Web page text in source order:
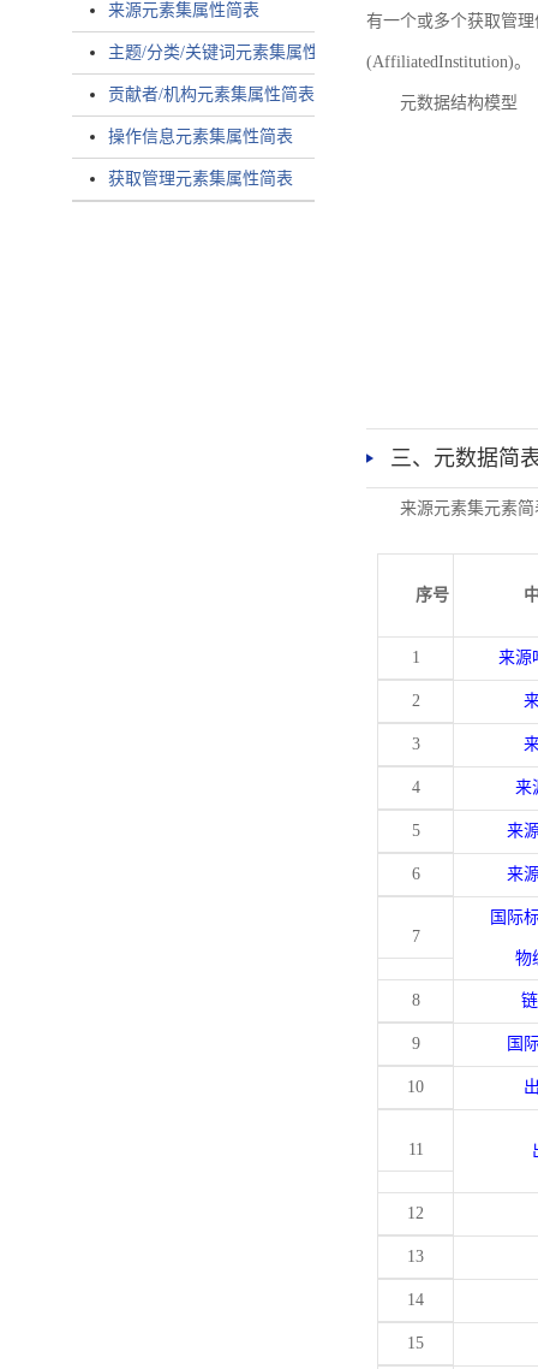
来源元素集属性简表
主题/分类/关键词元素集属性简表
贡献者/机构元素集属性简表
操作信息元素集属性简表
获取管理元素集属性简表
有一个或多个获取管理
(AffiliatedInstitution)。
元数据结构模型
三、元数据简
来源元素集元素简
序号
1 来源
2
3
4 来
5 来
6 来
7
国际
物
8
9 国
10
11
12
13
14
15